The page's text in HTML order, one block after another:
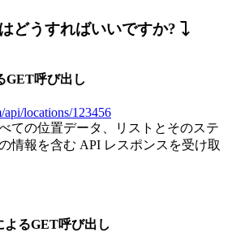
どうすればいいですか?
GET呼び出し
api/locations/123456
ての位置データ、リストとそのステ
情報を含む API レスポンスを受け取
よるGET呼び出し